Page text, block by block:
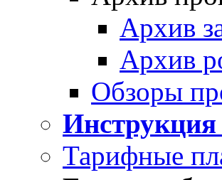
Архив
Архив
Обзоры
Тарифные